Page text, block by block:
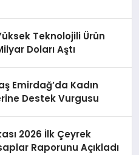
Teknolojili Ürün
Doları Aştı
Emirdağ’da Kadın
Destek Vurgusu
2026 İlk Çeyrek
Raporunu Açıkladı